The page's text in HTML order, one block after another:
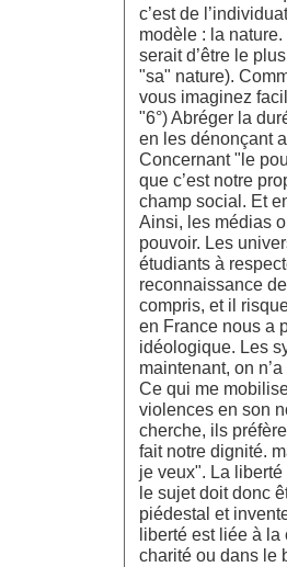
c’est de
modèle : la
serait d’être le
"sa" nature).
vous imaginez
"6°) Abréger la
en les dénonçant
Concernant "le
que c’est notre
champ social. Et
Ainsi, les médias
pouvoir. Les
étudiants à
reconnaissance
compris, et il
en France nous a
idéologique. Les
maintenant, on
Ce qui me
violences en son
cherche, ils
fait notre dignité.
je veux". La
le sujet doit donc
piédestal et
liberté est liée à
charité ou dans le